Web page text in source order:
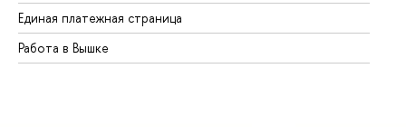
Единая платежная страница
Работа в Вышке